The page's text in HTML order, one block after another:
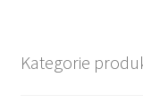
Kategorie